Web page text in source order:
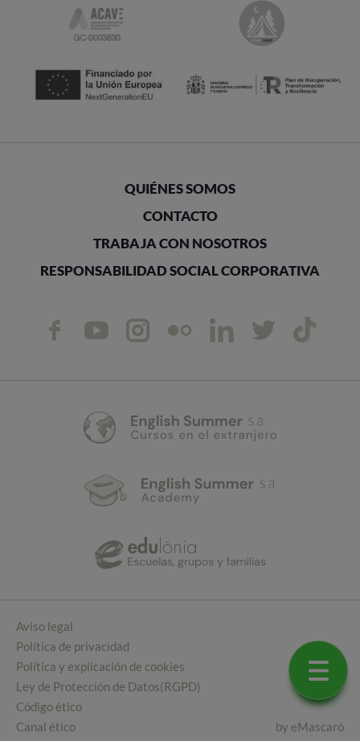
QUIÉNES SOMOS
CONTACTO
TRABAJA CON NOSOTROS
RESPONSABILIDAD SOCIAL CORPORATIVA
Aviso legal
Política de privacidad
Política y explicación de cookies
Ley de Protección de Datos(RGPD)
Código ético
Canal ético
by eMascaró